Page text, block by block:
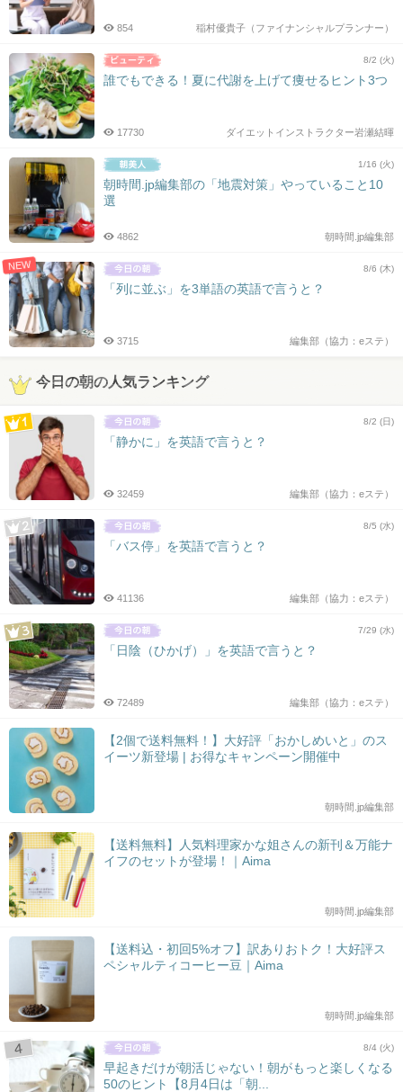
稲村優貴子（ファイナンシャルプランナー）
854
8/2 (火)
誰でもできる！夏に代謝を上げて痩せるヒント3つ
ダイエットインストラクター岩瀬結暉
17730
1/16 (火)
朝時間.jp編集部の「地震対策」やっていること10
選
朝時間.jp編集部
4862
NEW 8/6 (木)
「列に並ぶ」を3単語の英語で言うと？
編集部（協力：eステ）
3715
今日の朝の人気ランキング
8/2 (日)
「静かに」を英語で言うと？
編集部（協力：eステ）
32459
8/5 (水)
「バス停」を英語で言うと？
編集部（協力：eステ）
41136
7/29 (水)
「日陰（ひかげ）」を英語で言うと？
編集部（協力：eステ）
72489
【2個で送料無料！】大好評「おかしめいと」のス
イーツ新登場 | お得なキャンペーン開催中
朝時間.jp編集部
【送料無料】人気料理家かな姐さんの新刊＆万能ナ
イフのセットが登場！｜Aima
朝時間.jp編集部
【送料込・初回5%オフ】訳ありおトク！大好評ス
ペシャルティコーヒー豆｜Aima
朝時間.jp編集部
8/4 (火)
早起きだけが朝活じゃない！朝がもっと楽しくなる
50のヒント【8月4日は「朝...